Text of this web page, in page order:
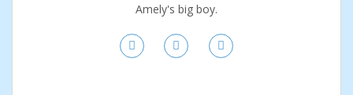
Amely's big boy.